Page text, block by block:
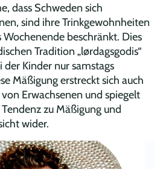
dass Schweden sich
sind ihre Trinkgewohnheiten
beschränkt. Dies
Tradition „lørdagsgodis“
Kinder nur samstags
Mäßigung erstreckt sich auch
Erwachsenen und spiegelt
zu Mäßigung und
wider.